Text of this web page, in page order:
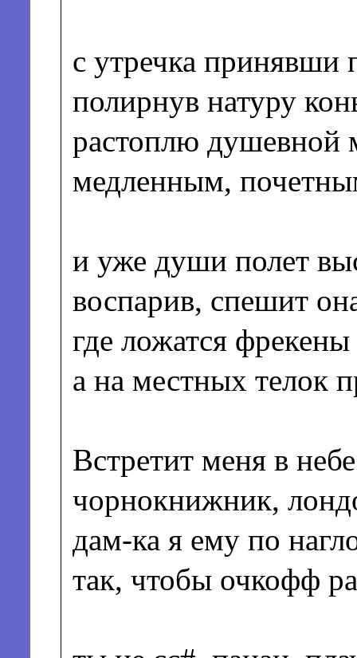
с утречка принявши
полирнув натуру
растоплю душевной
медленным,
и уже души полет
воспарив, спешит
где ложатся
а на местных телок
Встретит меня в
чорнокнижник,
дам-ка я ему по
так, чтобы очкофф